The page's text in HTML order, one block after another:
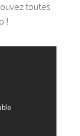
toutes
!